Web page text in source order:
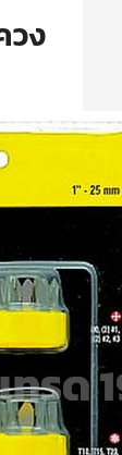
วง